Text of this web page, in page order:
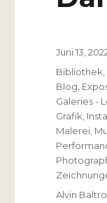
am
Juni 13,
Kategorien
Bibliothek
Blog
Galeries -
Grafik
Malerei
Alvin